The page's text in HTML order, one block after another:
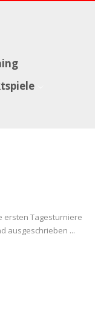
ersten Tagesturniere
ausgeschrieben ...